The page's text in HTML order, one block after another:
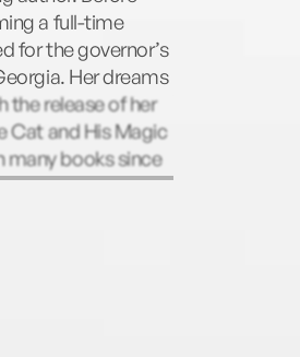
a full-time
for the governor’s
Her dreams
the release of her
Cat and His Magic
many books since
Oliver series.
her dog, Gypsy,